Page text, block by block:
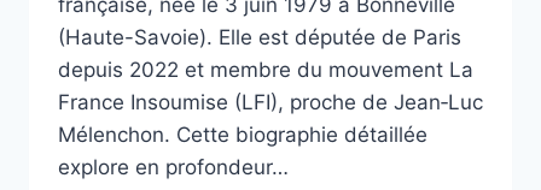
(Haute-Savoie). Elle est députée de Paris
depuis 2022 et membre du mouvement La
France Insoumise (LFI), proche de Jean‑Luc
Mélenchon. Cette biographie détaillée
explore en profondeur…